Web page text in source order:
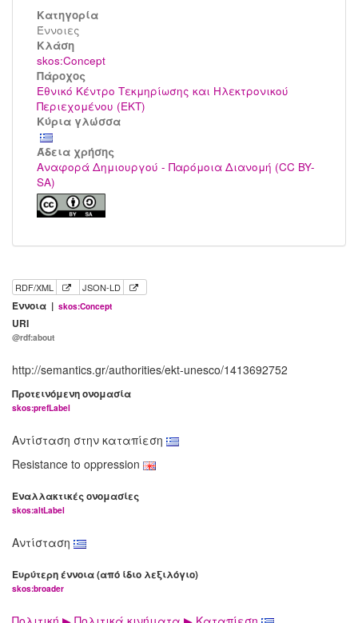
Κατηγορία
Έννοιες
Kλάση
skos:Concept
Πάροχος
Εθνικό Κέντρο Τεκμηρίωσης και Ηλεκτρονικού
Περιεχομένου (ΕΚΤ)
Κύρια γλώσσα
Άδεια χρήσης
Αναφορά Δημιουργού - Παρόμοια Διανομή (CC BY-
SA)
RDF/XML JSON-LD
Έννοια | skos:Concept
URI
@rdf:about
http://semantics.gr/authorities/ekt-unesco/1413692752
Προτεινόμενη ονομασία
skos:prefLabel
Αντίσταση στην καταπίεση
Resistance to oppression
Εναλλακτικές ονομασίες
skos:altLabel
Αντίσταση
Ευρύτερη έννοια (από ίδιο λεξιλόγιο)
skos:broader